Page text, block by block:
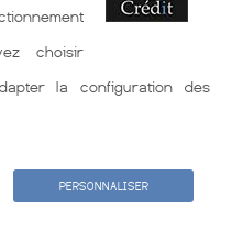
choisir
la configuration des
PERSONNALISER